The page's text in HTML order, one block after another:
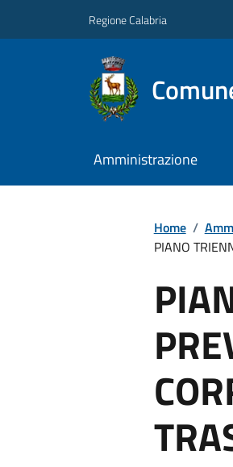
Regione Calabria
Amministrazione
Home /
PIANO